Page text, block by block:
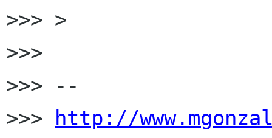
>>> >
>>>
>>> --
>>>
http://